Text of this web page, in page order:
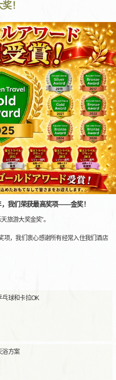
！
我们荣获最高奖项——金奖！
旅游大奖金奖”。
项，我们衷心感谢所有经常入住我们酒店
乓球和卡拉OK
浴方案